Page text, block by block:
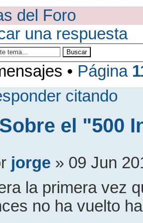
del Foro
una respuesta
• Página
citando
el "500
jorge » 09 Jun
la primera vez
no ha vuelto